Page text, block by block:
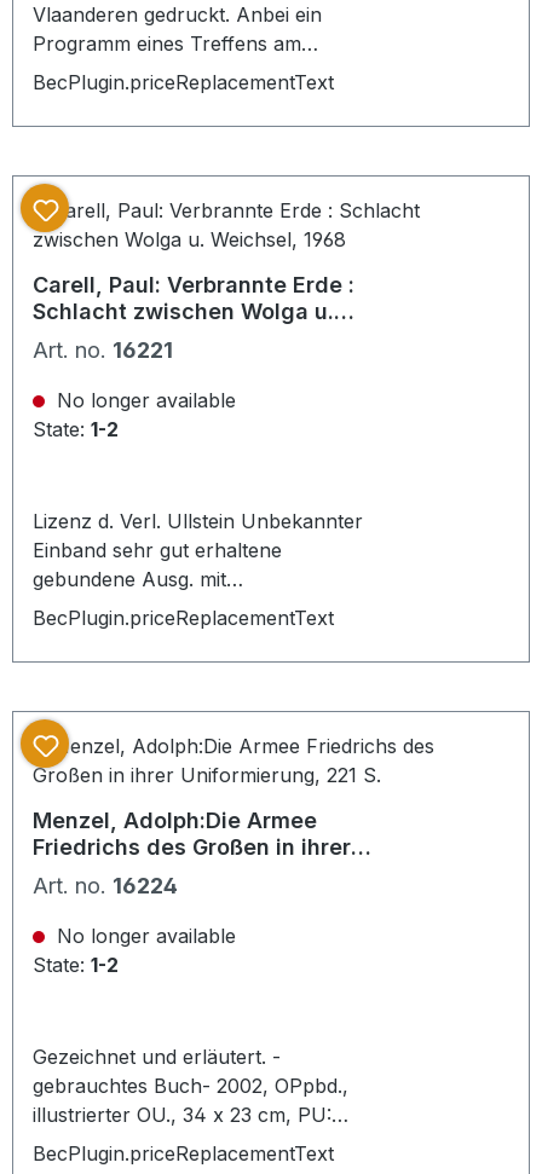
Vlaanderen gedruckt. Anbei ein
Programm eines Treffens am
30.05.1981 mit Tages Programm und
umseitigem Nachdruck eines SS
Werbeplakates. Dokumentarsiche
Sprache wohl Belgisch/ Flandern,-
flämisch ? Auch Lieder mit
deutschem und mit französischem
Text abgedruckt. Druck Antwerpen.
BecPlugin.priceReplacementText
Carell, Paul: Verbrannte Erde :
Schlacht zwischen Wolga u.
Weichsel, 1968
Art. no. 16221
No longer available
State: 1-2
Lizenz d. Verl. Ullstein Unbekannter
Einband sehr gut erhaltene
gebundene Ausg. mit
Schutzumschlag, tadellos, 511 S.,
PU:Deutsche Buchgemeinschaft
Berlin, Darmstadt, Wien
BecPlugin.priceReplacementText
Menzel, Adolph:Die Armee
Friedrichs des Großen in ihrer
Uniformierung, 221 S.
Art. no. 16224
No longer available
State: 1-2
Gezeichnet und erläutert. -
gebrauchtes Buch- 2002, OPpbd.,
illustrierter OU., 34 x 23 cm, PU:
Weltbild "Ausführlich werden alle
BecPlugin.priceReplacementText